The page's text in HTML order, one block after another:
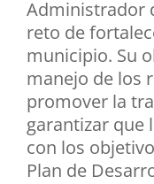
Administrador
reto de
municipio. Su
manejo de los
promover la
garantizar que
con los
Plan de